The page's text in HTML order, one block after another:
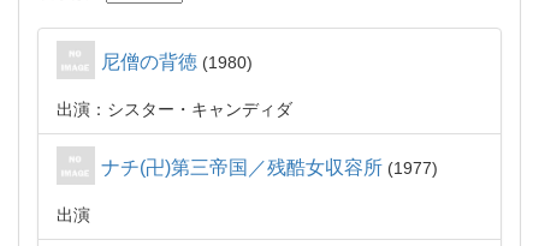
尼僧の背徳 1980
出演：シスター・キャンディダ
ナチ(卍)第三帝国／残酷女収容所 1977
出演